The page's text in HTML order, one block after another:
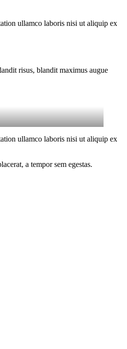
ullamco laboris nisi ut aliquip ex
risus, blandit maximus augue
ullamco laboris nisi ut aliquip ex
a tempor sem egestas.